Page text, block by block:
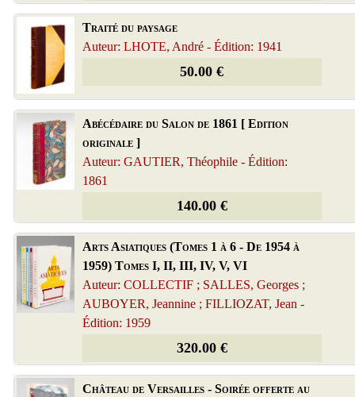
Traité du paysage
Auteur: LHOTE, André - Édition: 1941
50.00 €
Abécédaire du Salon de 1861 [ Edition
originale ]
Auteur: GAUTIER, Théophile - Édition:
1861
140.00 €
Arts Asiatiques (Tomes 1 à 6 - De 1954 à
1959) Tomes I, II, III, IV, V, VI
Auteur: COLLECTIF ; SALLES, Georges ;
AUBOYER, Jeannine ; FILLIOZAT, Jean -
Édition: 1959
320.00 €
Château de Versailles - Soirée offerte au